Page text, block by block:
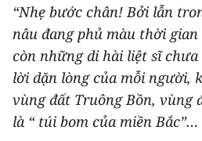
XÃ HỘI
PHÁP LUẬT
DU LỊCH
THẾ GIỚI
“Nhẹ bước chân! Bởi lẫn
nâu đang phủ màu thời
còn những di hài liệt sĩ
lời dặn lòng của mỗi người,
vùng đất Truông Bồn, vùng
là “ túi bom của miền Bắc”…